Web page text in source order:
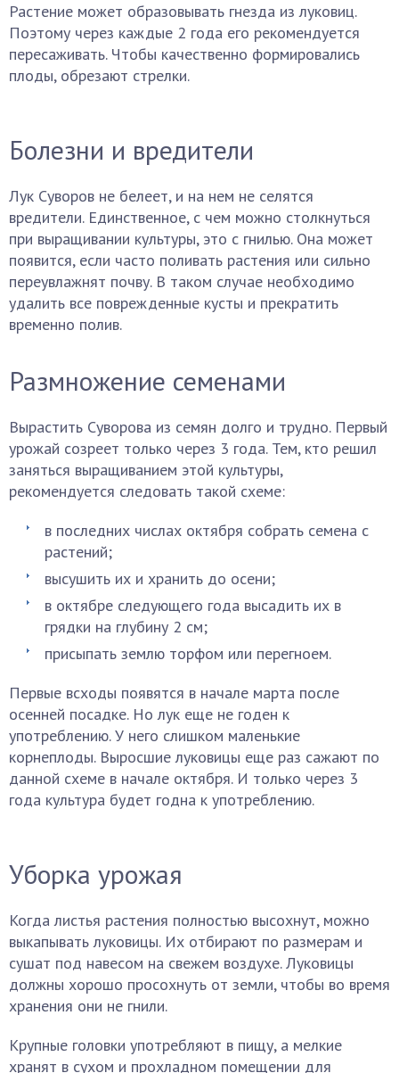
Растение может образовывать гнезда из луковиц.
Поэтому через каждые 2 года его рекомендуется
пересаживать. Чтобы качественно формировались
плоды, обрезают стрелки.
Болезни и вредители
Лук Суворов не белеет, и на нем не селятся
вредители. Единственное, с чем можно столкнуться
при выращивании культуры, это с гнилью. Она может
появится, если часто поливать растения или сильно
переувлажнят почву. В таком случае необходимо
удалить все поврежденные кусты и прекратить
временно полив.
Размножение семенами
Вырастить Суворова из семян долго и трудно. Первый
урожай созреет только через 3 года. Тем, кто решил
заняться выращиванием этой культуры,
рекомендуется следовать такой схеме:
в последних числах октября собрать семена с
растений;
высушить их и хранить до осени;
в октябре следующего года высадить их в
грядки на глубину 2 см;
присыпать землю торфом или перегноем.
Первые всходы появятся в начале марта после
осенней посадке. Но лук еще не годен к
употреблению. У него слишком маленькие
корнеплоды. Выросшие луковицы еще раз сажают по
данной схеме в начале октября. И только через 3
года культура будет годна к употреблению.
Уборка урожая
Когда листья растения полностью высохнут, можно
выкапывать луковицы. Их отбирают по размерам и
сушат под навесом на свежем воздухе. Луковицы
должны хорошо просохнуть от земли, чтобы во время
хранения они не гнили.
Крупные головки употребляют в пищу, а мелкие
хранят в сухом и прохладном помещении для